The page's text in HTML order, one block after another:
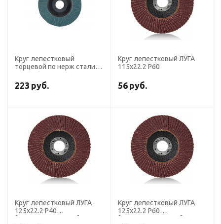
Круг лепестковый
торцевой по нерж стали
90 сегментов
Профоснастка Эксперт
223 руб.
Круг лепестковый ЛУГА
115х22.2 P60
56 руб.
Круг лепестковый ЛУГА
125х22.2 Р40
Круг лепестковый ЛУГА
125х22.2 Р60